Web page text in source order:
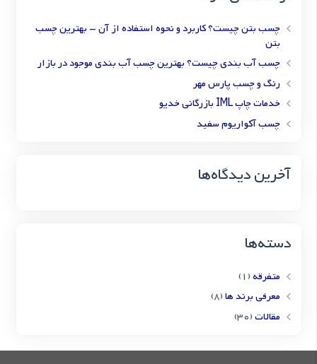
چسب بتن چیست؟ کاربرد و نحوه استفاده از آن – بهترین چسب
بتن
چسب آب بندی چیست؟ بهترین چسب آب بندی موجود در بازار
رنگ و چسب پارس مهر
خدمات چاپ IML بازرگانی خدیو
چسب آکواریوم سفید
آخرین دیدگاه‌ها
دسته‌ها
متفرقه(1)
معرفی برند ها(8)
مقالات(30)